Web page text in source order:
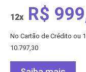
12x R$
No Cartão de Crédito ou
10.797,30